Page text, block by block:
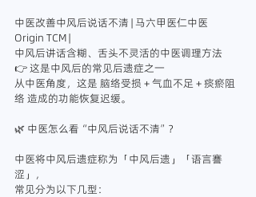
中医改善中风后说话不清 | 马六甲医仁中医
Origin TCM |
中风后讲话含糊、舌头不灵活的中医调理方法
👉 这是中风后的常见后遗症之一
从中医角度，这是 脑络受损 + 气血不足 + 痰瘀阻
络 造成的功能恢复迟缓。
🌿 中医怎么看“中风后说话不清”？
中医将中风后遗症称为「中风后遗」「语言謇
涩」，
常见分为以下几型：